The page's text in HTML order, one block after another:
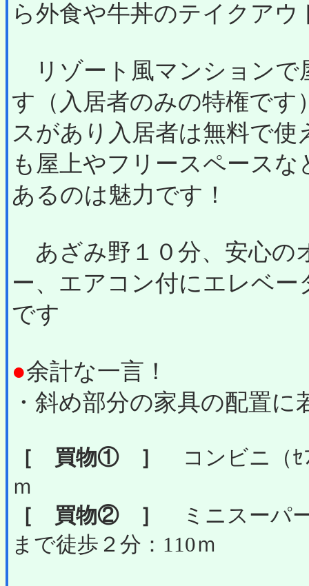
ら外食や牛丼のテイクア
リゾート風マンションで
す（入居者のみの特権です
スがあり入居者は無料で
も屋上やフリースペース
あるのは魅力です！
あざみ野１０分、安心の
ー、エアコン付にエレベ
です
●余計な一言！
・斜め部分の家具の配置に
［ 買物① ］
コンビニ（ｾ
ｍ
［ 買物② ］
ミニスーパ
まで徒歩２分：110ｍ